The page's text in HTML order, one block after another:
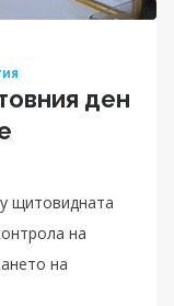
ден
щитовидната
на
на